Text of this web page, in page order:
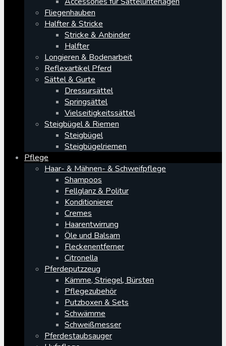
Fliegenhauben
Halfter & Stricke
Stricke & Anbinder
Halfter
Longieren & Bodenarbeit
Reflexartikel Pferd
Sättel & Gurte
Dressursättel
Springsättel
Vielseitigkeitssättel
Steigbügel & Riemen
Steigbügel
Steigbügelriemen
Pflege
Haar- & Mähnen- & Schweifpflege
Shampoos
Fellglanz & Politur
Konditionierer
Cremes
Haarentwirrung
Öle und Balsam
Fleckenentferner
Citronella
Pferdeputzzeug
Kämme, Striegel, Bürsten
Pflegezubehör
Putzboxen & Sets
Schwämme
Schweißmesser
Pferdestaubsauger